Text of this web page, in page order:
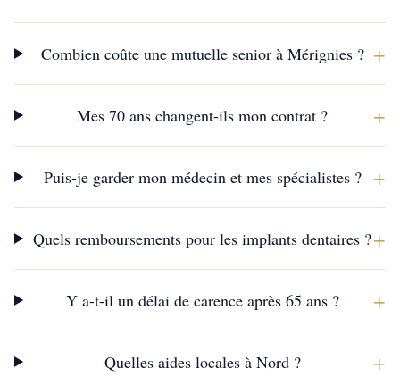
Combien coûte une mutuelle senior à Mérignies ? +
Mes 70 ans changent-ils mon contrat ? +
Puis-je garder mon médecin et mes spécialistes ? +
Quels remboursements pour les implants dentaires ?+
Y a-t-il un délai de carence après 65 ans ? +
Quelles aides locales à Nord ? +